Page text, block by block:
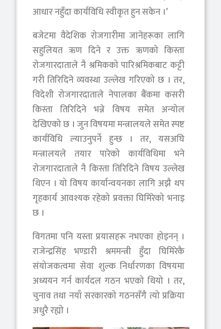
आधार नहुँदा कार्यविधि स्वीकृत हुन सकेन ।’
बजेटमा वैदेशिक रोजगारीमा जानेहरूका लागि
सहुलियत ऋण दिने र उक्त ऋणको किस्ता
रोजगारदाताले नै श्रमिकको पारिश्रमिकबाट कट्टी
गरी तिरिदिने व्यवस्था उल्लेख गरिएको छ । तर,
विदेशी रोजगारदाताले नेपालका बैंकमा कसरी
किस्ता तिरिदिने भन्ने विषय समेत अन्योल
देखिएको छ । जुन विषयमा मन्त्रालयले समेत स्पष्ट
कार्यविधि ल्याउनुपर्ने हुन्छ । तर, यसअघि
मन्त्रालयले तयार पारेको कार्यविधिमा भने
रोजगारदाताले नै किस्ता तिरिदिने विषय उल्लेख
थिएन । यो विषय कार्यान्वयनका लागि अझै थप
गृहकार्य आवश्यक रहेको प्रवक्ता घिमिरेको भनाइ
छ ।
विगतमा पनि यस्ता प्रयासहरू नभएका होइनन् ।
राजेन्द्रसिंह भण्डारी श्रममन्त्री हुँदा घिमिरेकै
संयोजकत्वमा सेवा शुल्क निर्धारणका विषयमा
अध्ययन गर्न कार्यदल गठन भएको थियो । तर,
चुनाव तथा नयाँ सरकारको गठनसँगै त्यो प्रक्रिया
अधुरै रह्यो ।